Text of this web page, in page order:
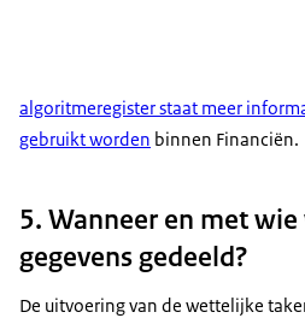
algoritmeregister staat meer
gebruikt worden binnen Financiën.
5. Wanneer en met
gegevens gedeeld?
De uitvoering van de wettelijke